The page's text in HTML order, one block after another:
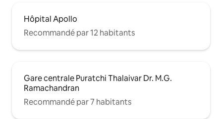
Hôpital Apollo
Recommandé par 12 habitants
Gare centrale Puratchi Thalaivar Dr. M.G.
Ramachandran
Recommandé par 7 habitants